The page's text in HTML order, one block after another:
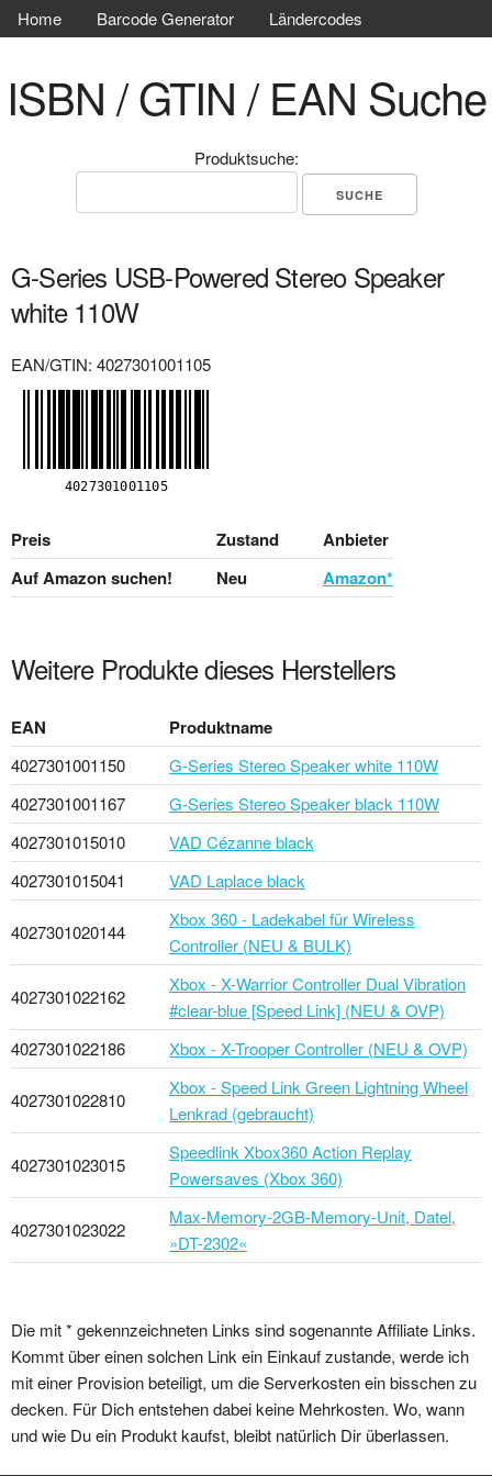
Home Barcode Generator Ländercodes
ISBN / GTIN / EAN Suche
Produktsuche:
G-Series USB-Powered Stereo Speaker
white 110W
EAN/GTIN: 4027301001105
Preis Zustand
Anbieter
Auf Amazon suchen!
Neu Amazon*
Weitere Produkte dieses Herstellers
EAN Produktname
4027301001150
G-Series Stereo Speaker white 110W
4027301001167
G-Series Stereo Speaker black 110W
4027301015010
VAD Cézanne black
4027301015041
VAD Laplace black
4027301020144
Xbox 360 - Ladekabel für Wireless
Controller (NEU & BULK)
4027301022162
Xbox - X-Warrior Controller Dual Vibration
#clear-blue [Speed Link] (NEU & OVP)
4027301022186
Xbox - X-Trooper Controller (NEU & OVP)
4027301022810
Xbox - Speed Link Green Lightning Wheel
Lenkrad (gebraucht)
4027301023015
Speedlink Xbox360 Action Replay
Powersaves (Xbox 360)
4027301023022
Max-Memory-2GB-Memory-Unit, Datel,
»DT-2302«
Die mit * gekennzeichneten Links sind sogenannte Affiliate Links.
Kommt über einen solchen Link ein Einkauf zustande, werde ich
mit einer Provision beteiligt, um die Serverkosten ein bisschen zu
decken. Für Dich entstehen dabei keine Mehrkosten. Wo, wann
und wie Du ein Produkt kaufst, bleibt natürlich Dir überlassen.